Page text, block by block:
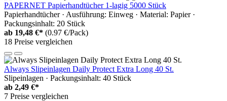
PAPERNET Papierhandtücher 1-lagig 5000 Stück
Papierhandtücher · Ausführung: Einweg · Material: Papier ·
Packungsinhalt: 20 Stück
ab 19,48 €* (0.97 €/Pack)
18 Preise vergleichen
Always Slipeinlagen Daily Protect Extra Long 40 St.
Slipeinlagen · Packungsinhalt: 40 Stück
ab 2,49 €*
7 Preise vergleichen